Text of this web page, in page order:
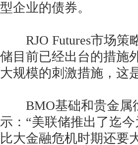
型企业的债券。
RJO Futures市场策
储目前已经出台的措施
大规模的刺激措施，这
BMO基础和贵金属
示：“美联储推出了迄
比大金融危机时期还要